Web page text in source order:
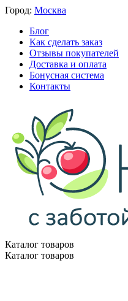
Город: Москва
Блог
Как сделать заказ
Отзывы покупателей
Доставка и оплата
Бонусная система
Контакты
Каталог товаров
Каталог товаров